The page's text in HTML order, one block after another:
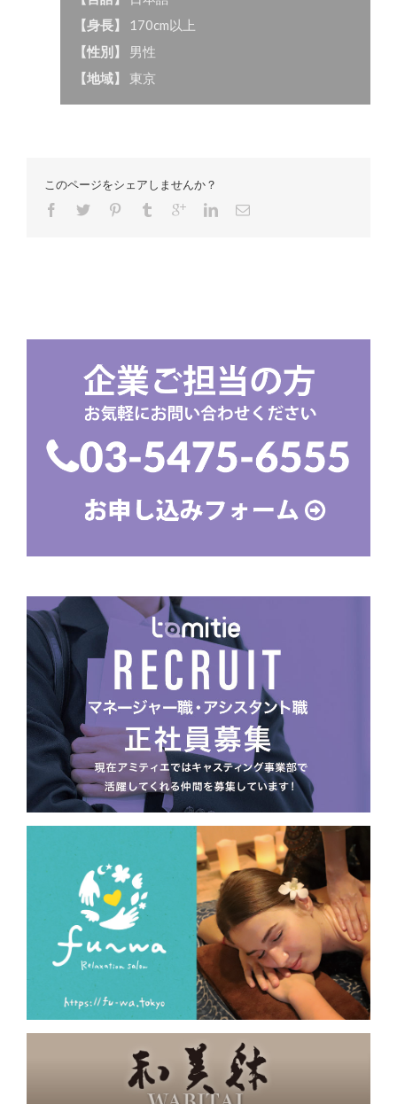
【身長】
170cm以上
【性別】 男性
【地域】 東京
このページをシェアしませんか？